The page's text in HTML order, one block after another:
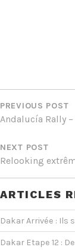
DE
PREVIOUS POST
Andalucía Rally
NEXT POST
Relooking
ARTICLES
Dakar Arrivée : Ils
Dakar Etape 12 :